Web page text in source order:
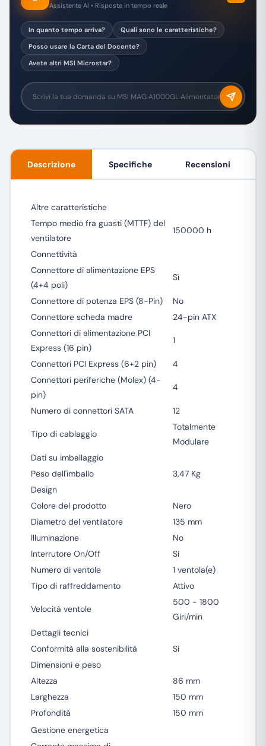
Assistente AI • Risposte in tempo reale
In quanto tempo arriva?
Quali sono le caratteristiche?
Posso usare la Carta del Docente?
Avete altri MSI Microstar?
Descrizione Specifiche Recensioni
Altre caratteristiche
Tempo medio fra guasti (MTTF) del
ventilatore
150000 h
Connettività
Connettore di alimentazione EPS
(4+4 poli)
Sì
Connettore di potenza EPS (8-Pin)
No
Connettore scheda madre
24-pin ATX
Connettori di alimentazione PCI
Express (16 pin)
1
Connettori PCI Express (6+2 pin)
4
Connettori periferiche (Molex) (4-
pin)
4
Numero di connettori SATA 12
Tipo di cablaggio
Totalmente
Modulare
Dati su imballaggio
Peso dell'imballo
3,47 Kg
Design
Colore del prodotto
Nero
Diametro del ventilatore
135 mm
Illuminazione
No
Interrutore On/Off
Sì
Numero di ventole
1 ventola(e)
Tipo di raffreddamento
Attivo
Velocità ventole
500 - 1800
Giri/min
Dettagli tecnici
Conformità alla sostenibilità
Sì
Dimensioni e peso
Altezza
86 mm
Larghezza
150 mm
Profondità
150 mm
Gestione energetica